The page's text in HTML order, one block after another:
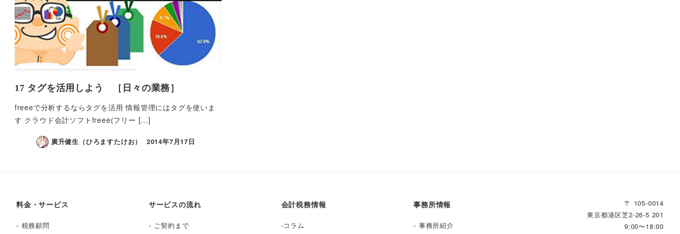
17 タグを活用しよう ［日々の業務］
freeeで分析するならタグを活用 情報管理にはタグを使いま
す クラウド会計ソフトfreee(フリー […]
廣升健生（ひろますたけお） 2014年7月17日
料金・サービス
- 税務顧問
サービスの流れ
- ご契約まで
会計税務情報
-コラム
事務所情報
- 事務所紹介
〒 105-0014
東京都港区芝2‐26‐5 201
9:00〜18:00